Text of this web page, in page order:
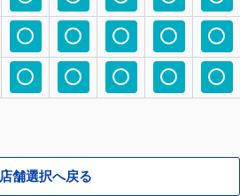
店舗選択へ戻る